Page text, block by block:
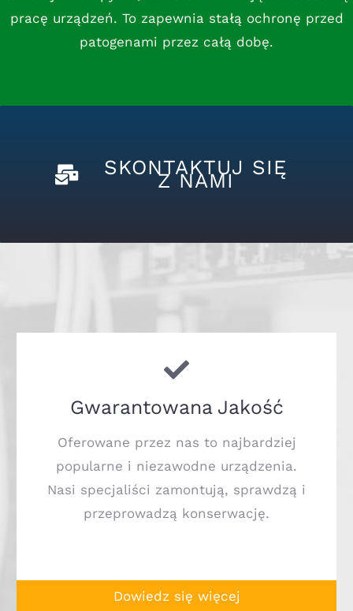
pracę urządzeń. To zapewnia stałą ochronę przed
patogenami przez całą dobę.
SKONTAKTUJ SIĘ
Z NAMI
Gwarantowana Jakość
Oferowane przez nas to najbardziej
popularne i niezawodne urządzenia.
Nasi specjaliści zamontują, sprawdzą i
przeprowadzą konserwację.
Dowiedz się więcej